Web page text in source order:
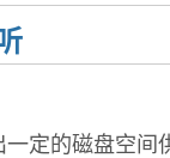
定的磁盘空间